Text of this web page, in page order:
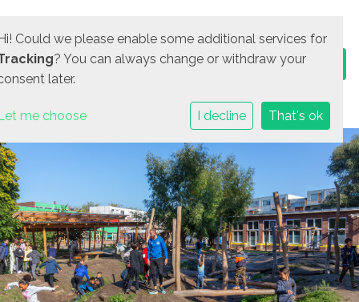
Could we please enable some additional services for
? You can always change or withdraw your
later.
me choose I decline That's ok